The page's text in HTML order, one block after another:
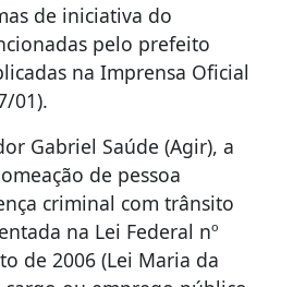
de iniciativa do
pelo prefeito
na Imprensa Oficial
01).
Gabriel Saúde (Agir), a
de pessoa
criminal com trânsito
na Lei Federal nº
de 2006 (Lei Maria da